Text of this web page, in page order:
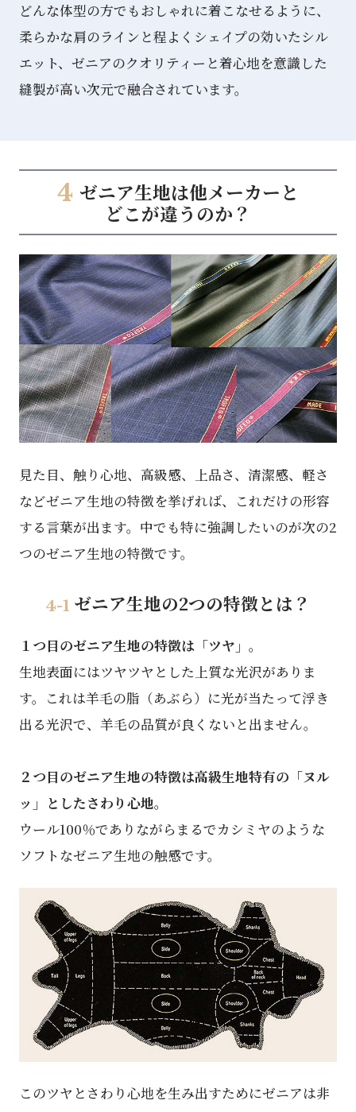
どんな体型の方でもおしゃれに着こなせるように、
柔らかな肩のラインと程よくシェイプの効いたシル
エット、ゼニアのクオリティーと着心地を意識した
縫製が高い次元で融合されています。
4 ゼニア⽣地は他メーカーと
どこが違うのか？
見た目、触り心地、高級感、上品さ、清潔感、軽さ
などゼニア生地の特徴を挙げれば、
これだけの形容
する言葉が出ます。中でも特に強調したいのが次の2
つのゼニア⽣地の特徴です。
4-1 ゼニア⽣地の2つの特徴とは？
１つ目のゼニア⽣地の特徴は「ツヤ」。
生地表面にはツヤツヤとした上質な光沢がありま
す。これは羊毛の脂（あぶら）に光が当たって浮き
出る光沢で、羊毛の品質が良くないと出ません。
２つ目のゼニア⽣地の特徴は高級生地特有の「ヌル
ッ」としたさわり心地。
ウール100％でありながらまるでカシミヤのような
ソフトなゼニア⽣地の触感です。
このツヤとさわり心地を生み出すためにゼニアは非